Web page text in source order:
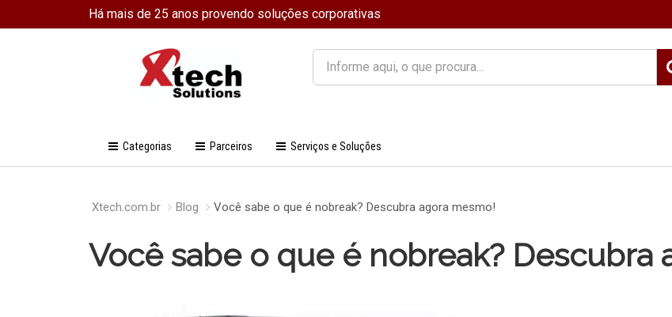
Há mais de 25 anos provendo soluções corporativas
O
que
você
Categorias Parceiros Serviços e Soluções
Xtech.com.br Blog Você sabe o que é nobreak? Descubra agora mesmo!
Você sabe o que é nobreak? Descubra